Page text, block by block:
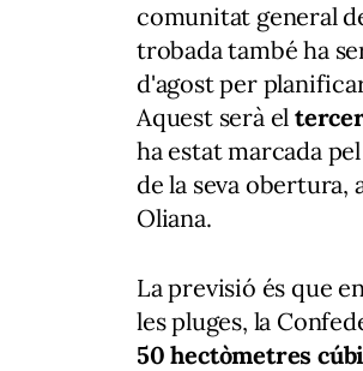
comunitat general
trobada també ha
d'agost per
Aquest serà el
ha estat marcada
de la seva obertura,
Oliana.
La previsió és que
les pluges, la
50 hectòmetres